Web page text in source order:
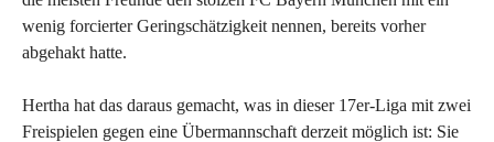
wenig forcierter Geringschätzigkeit nennen, bereits vorher
abgehakt hatte.
Hertha hat das daraus gemacht, was in dieser 17er-Liga mit zwei
Freispielen gegen eine Übermannschaft derzeit möglich ist: Sie